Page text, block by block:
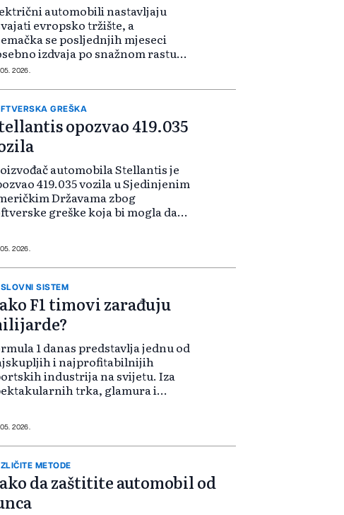
automobili nastavljaju
evropsko tržište, a
se posljednjih mjeseci
izdvaja po snažnom rastu
kupaca za električna vozila.
2026.
GREŠKA
opozvao 419.035
automobila Stellantis je
419.035 vozila u Sjedinjenim
Državama zbog
greške koja bi mogla da
američka Nacionalna uprava
bezbednost saobraćaja na
(NHTSA).
2026.
SISTEM
F1 timovi zarađuju
1 danas predstavlja jednu od
i najprofitabilnijih
industrija na svijetu. Iza
trka, glamura i
dolara.
2026.
METODE
da zaštitite automobil od